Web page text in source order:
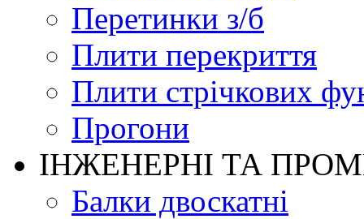
Перетинки з/б
Плити перекриття
Плити стрічкових
Прогони
ІНЖЕНЕРНІ ТА
Балки двоскатні